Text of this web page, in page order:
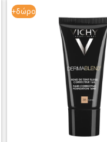
+δώρο